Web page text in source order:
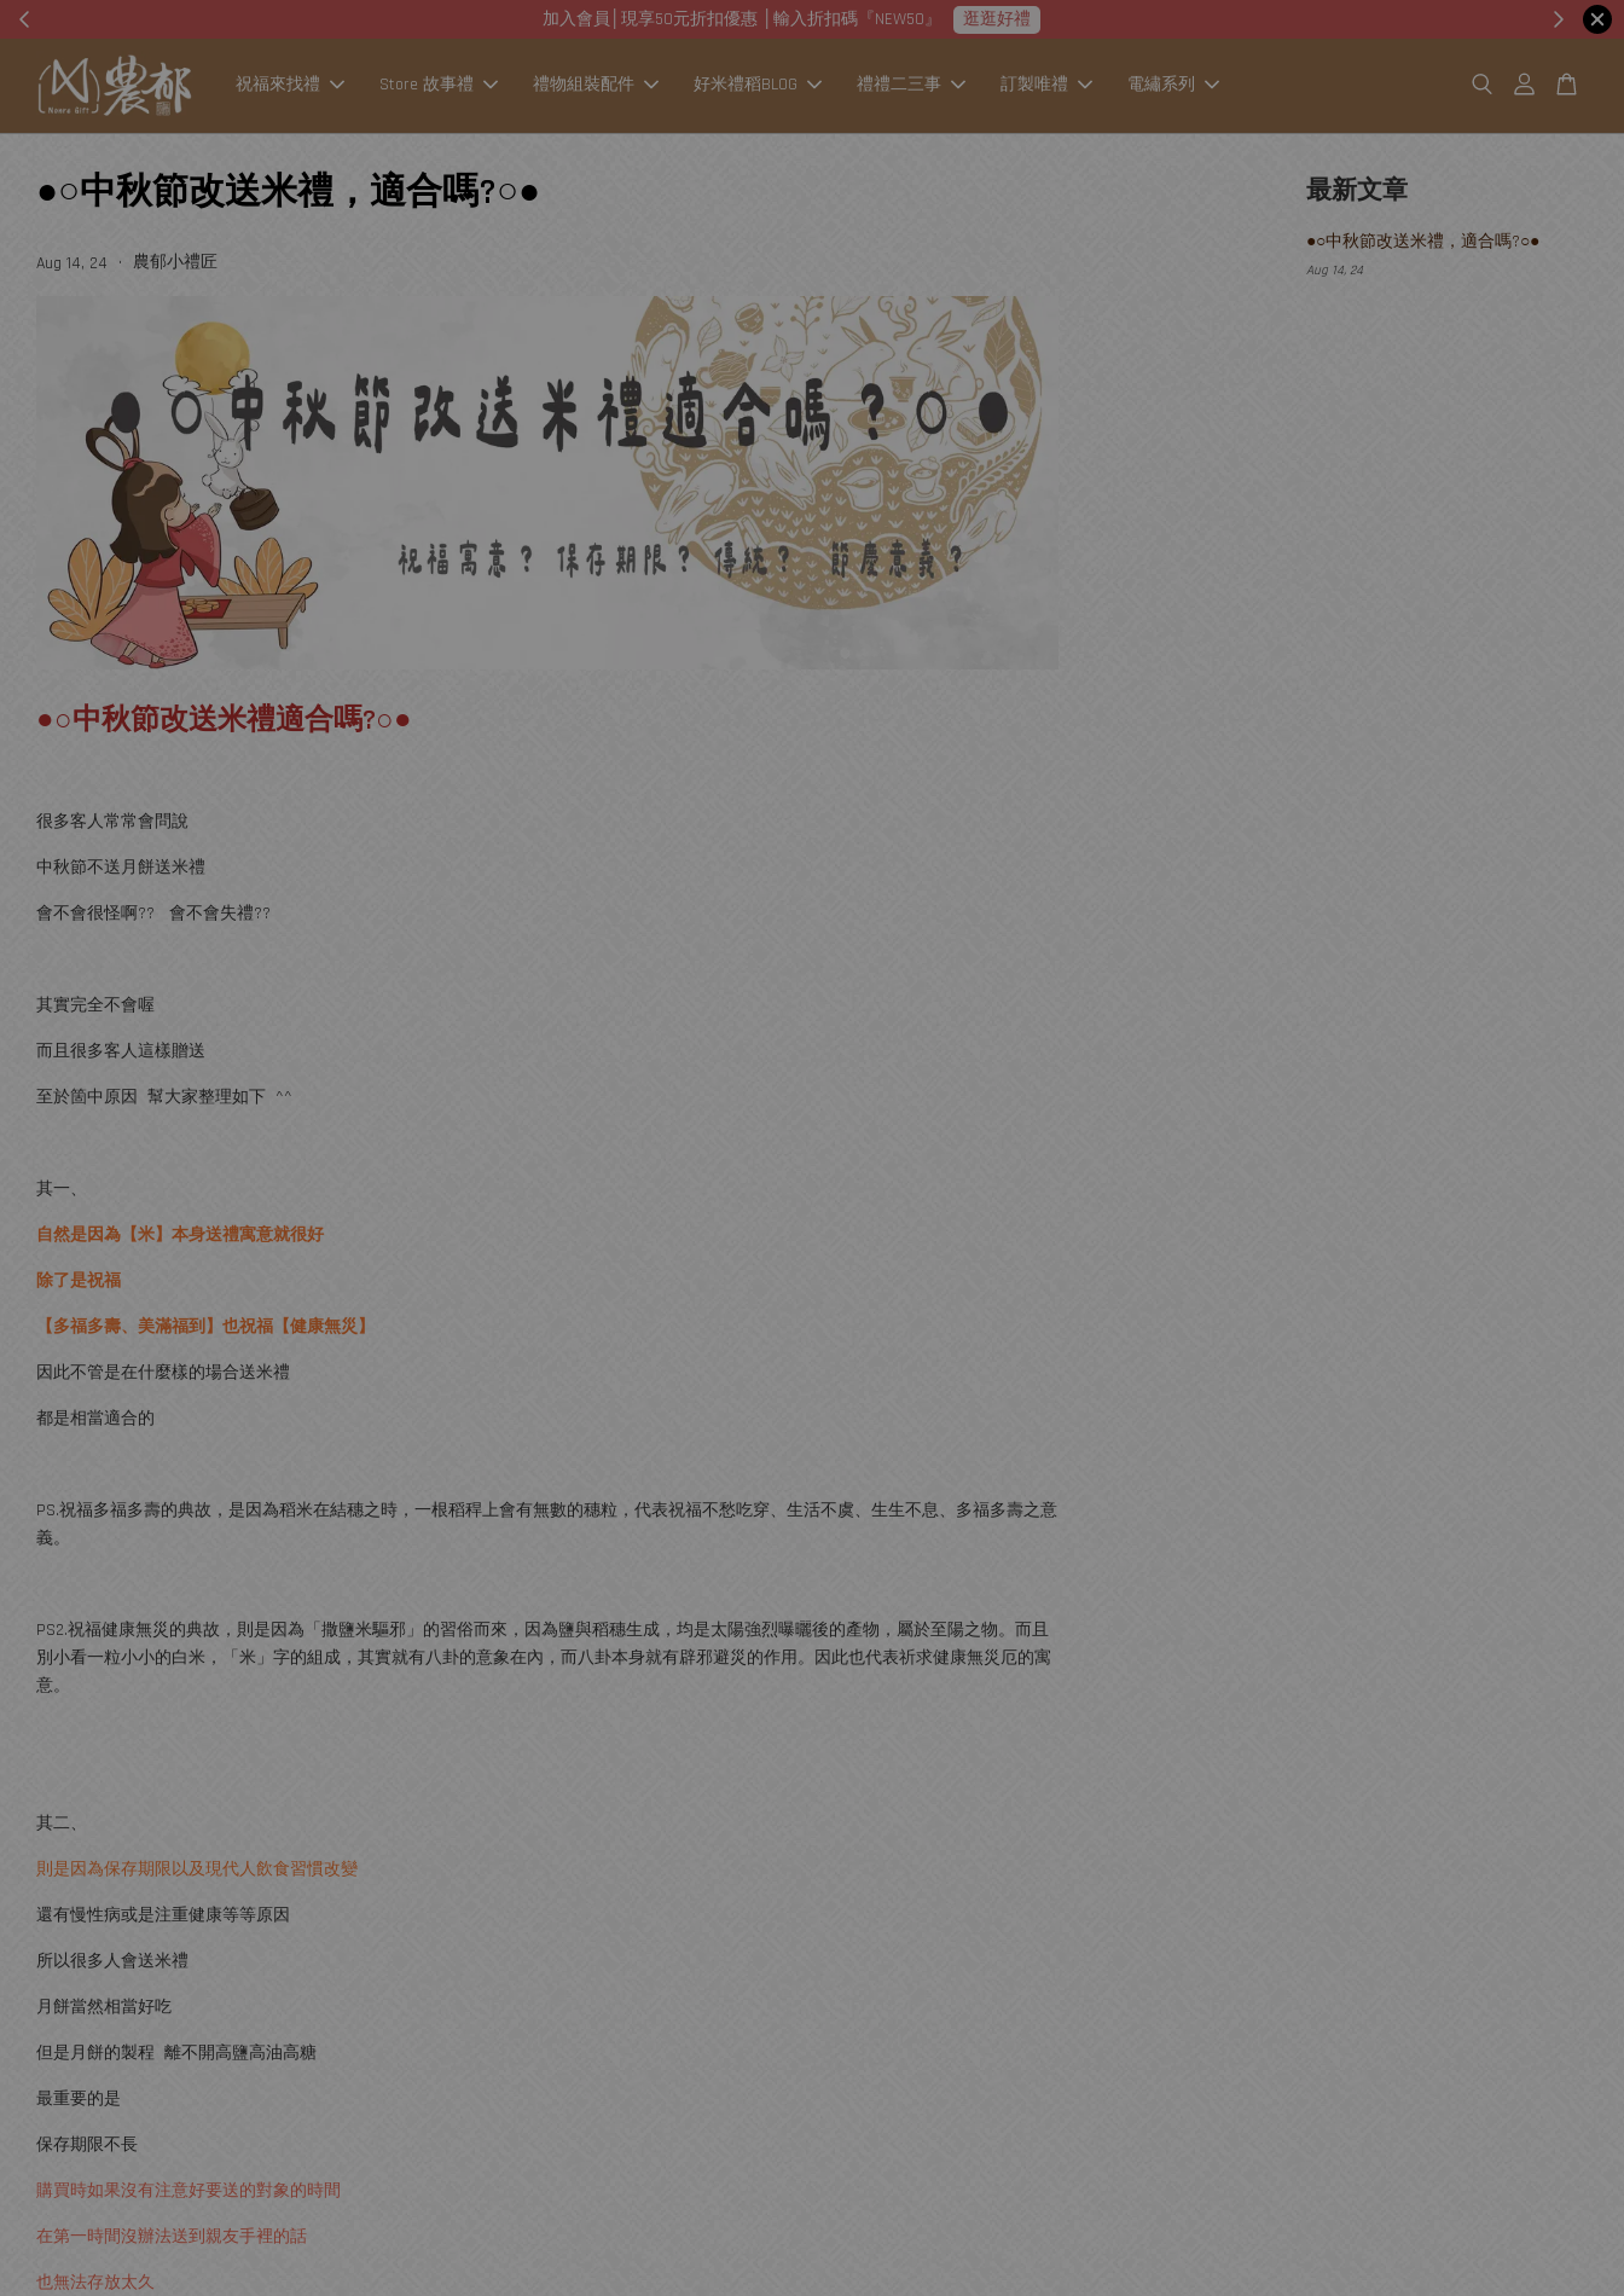
加入會員│現享50元折扣優惠 │輸入折扣碼『NEW50』 逛逛好禮
祝福來找禮 Store 故事禮 禮物組裝配件 好米禮稻BLOG 禮禮二三事 訂製唯禮 電繡系列
●○中秋節改送米禮，適合嗎?○●
Aug 14, 24 • 農郁小禮匠
●○中秋節改送米禮適合嗎?○●
很多客人常常會問說
中秋節不送月餅送米禮
會不會很怪啊?? 會不會失禮??
其實完全不會喔
而且很多客人這樣贈送
至於箇中原因 幫大家整理如下 ^^
其一、
自然是因為【米】本身送禮寓意就很好
除了是祝福
【多福多壽、美滿福到】也祝福【健康無災】
因此不管是在什麼樣的場合送米禮
都是相當適合的
PS.祝福多福多壽的典故，是因為稻米在結穗之時，一根稻稈上會有無數的穗粒，代表祝福不愁吃穿、生活不虞、生生不息、多福多壽之意
義。
PS2.祝福健康無災的典故，則是因為「撒鹽米驅邪」的習俗而來，因為鹽與稻穗生成，均是太陽強烈曝曬後的產物，屬於至陽之物。而且
別小看一粒小小的白米，「米」字的組成，其實就有八卦的意象在內，而八卦本身就有辟邪避災的作用。因此也代表祈求健康無災厄的寓
意。
其二、
則是因為保存期限以及現代人飲食習慣改變
還有慢性病或是注重健康等等原因
所以很多人會送米禮
月餅當然相當好吃
但是月餅的製程 離不開高鹽高油高糖
最重要的是
保存期限不長
購買時如果沒有注意好要送的對象的時間
在第一時間沒辦法送到親友手裡的話
也無法存放太久
最新文章
●○中秋節改送米禮，適合嗎?○●
Aug 14, 24